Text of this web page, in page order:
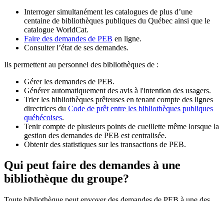
Interroger simultanément les catalogues de plus d’une
centaine de bibliothèques publiques du Québec ainsi que le
catalogue WorldCat.
Faire des demandes de PEB en ligne.
Consulter l’état de ses demandes.
Ils permettent au personnel des bibliothèques de :
Gérer les demandes de PEB.
Générer automatiquement des avis à l'intention des usagers.
Trier les bibliothèques prêteuses en tenant compte des lignes
directrices du Code de prêt entre les bibliothèques publiques
québécoises.
Tenir compte de plusieurs points de cueillette même lorsque la
gestion des demandes de PEB est centralisée.
Obtenir des statistiques sur les transactions de PEB.
Qui peut faire des demandes à une
bibliothèque du groupe?